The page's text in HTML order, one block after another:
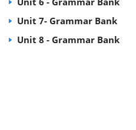
Unit 7- Grammar Bank
Unit 8 - Grammar Bank